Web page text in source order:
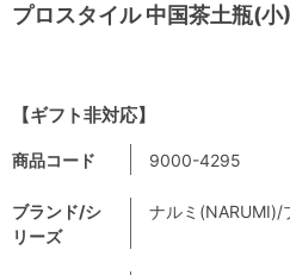
プロスタイル 中国茶土瓶(
【ギフト非対応】
商品コード 9000-4295
ブランド/シ
リーズ
ナルミ(NARUMI)/